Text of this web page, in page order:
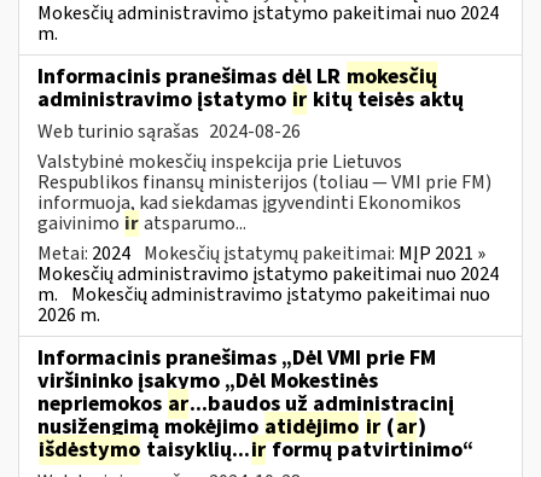
Mokesčių administravimo įstatymo pakeitimai nuo 2024
m.
Informacinis pranešimas dėl LR mokesčių
administravimo įstatymo ir kitų teisės aktų
Web turinio sąrašas 2024-08-26
Valstybinė mokesčių inspekcija prie Lietuvos
Respublikos finansų ministerijos (toliau — VMI prie FM)
informuoja, kad siekdamas įgyvendinti Ekonomikos
gaivinimo iratsparumo...
Metai: 2024 Mokesčių įstatymų pakeitimai: MĮP 2021 »
Mokesčių administravimo įstatymo pakeitimai nuo 2024
m. Mokesčių administravimo įstatymo pakeitimai nuo
2026 m.
Informacinis pranešimas „Dėl VMI prie FM
viršininko įsakymo „Dėl Mokestinės
nepriemokos ar...baudos už administracinį
nusižengimą mokėjimo atidėjimo ir (ar)
išdėstymo taisyklių...irformų patvirtinimo“